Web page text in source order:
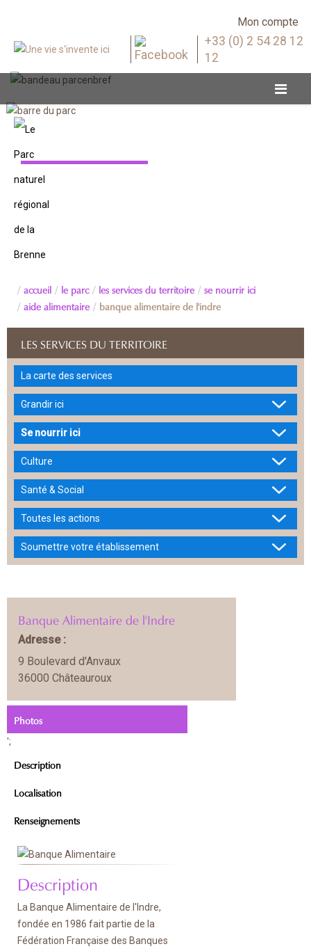
Mon compte
+33 (0) 2 54 28 12
12
accueil le parc les services du territoire se nourrir ici
aide alimentaire banque alimentaire de l'indre
LES SERVICES DU TERRITOIRE
La carte des services
Grandir ici
Se nourrir ici
Culture
Santé & Social
Toutes les actions
Soumettre votre établissement
Banque Alimentaire de l'Indre
Adresse :
9 Boulevard d'Anvaux
36000 Châteauroux
Photos
';
Description
Localisation
Renseignements
Description
La Banque Alimentaire de l'Indre,
fondée en 1986 fait partie de la
Fédération Française des Banques